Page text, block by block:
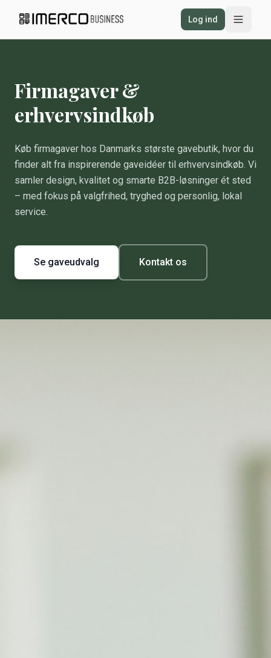
Log ind
Firmagaver &
erhvervsindkøb
Køb firmagaver hos Danmarks største gavebutik, hvor du
finder alt fra inspirerende gaveidéer til erhvervsindkøb. Vi
samler design, kvalitet og smarte B2B-løsninger ét sted
– med fokus på valgfrihed, tryghed og personlig, lokal
service.
Se gaveudvalg Kontakt os